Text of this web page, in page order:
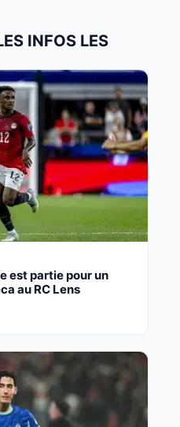
INFOS LES
est partie pour un
au RC Lens